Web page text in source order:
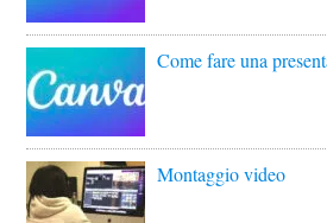
Come fare una
Montaggio video